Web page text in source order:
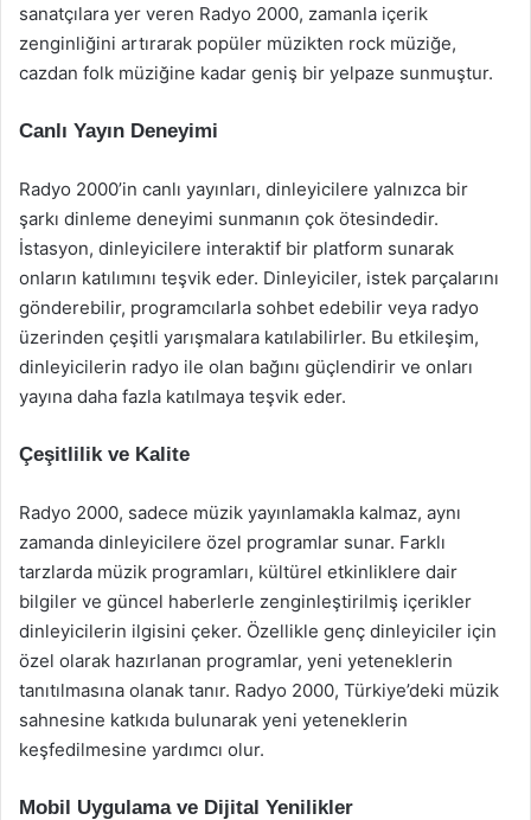
sanatçılara yer veren Radyo 2000, zamanla içerik
zenginliğini artırarak popüler müzikten rock müziğe,
cazdan folk müziğine kadar geniş bir yelpaze sunmuştur.
Canlı Yayın Deneyimi
Radyo 2000’in canlı yayınları, dinleyicilere yalnızca bir
şarkı dinleme deneyimi sunmanın çok ötesindedir.
İstasyon, dinleyicilere interaktif bir platform sunarak
onların katılımını teşvik eder. Dinleyiciler, istek parçalarını
gönderebilir, programcılarla sohbet edebilir veya radyo
üzerinden çeşitli yarışmalara katılabilirler. Bu etkileşim,
dinleyicilerin radyo ile olan bağını güçlendirir ve onları
yayına daha fazla katılmaya teşvik eder.
Çeşitlilik ve Kalite
Radyo 2000, sadece müzik yayınlamakla kalmaz, aynı
zamanda dinleyicilere özel programlar sunar. Farklı
tarzlarda müzik programları, kültürel etkinliklere dair
bilgiler ve güncel haberlerle zenginleştirilmiş içerikler
dinleyicilerin ilgisini çeker. Özellikle genç dinleyiciler için
özel olarak hazırlanan programlar, yeni yeteneklerin
tanıtılmasına olanak tanır. Radyo 2000, Türkiye’deki müzik
sahnesine katkıda bulunarak yeni yeteneklerin
keşfedilmesine yardımcı olur.
Mobil Uygulama ve Dijital Yenilikler